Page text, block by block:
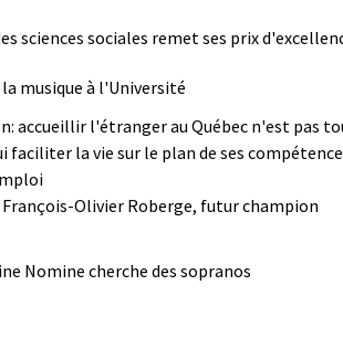
sciences sociales remet ses prix
la musique à l'Université
accueillir l'étranger au Québec n'est pas
faciliter la vie sur le plan de ses
Olivier Roberge, futur champion
Nomine cherche des sopranos